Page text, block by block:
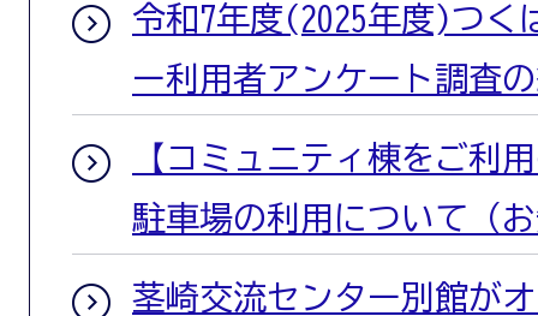
令和7年度(2025年度)つく
ー利用者アンケート調査
【コミュニティ棟をご利
駐車場の利用について（
茎崎交流センター別館が